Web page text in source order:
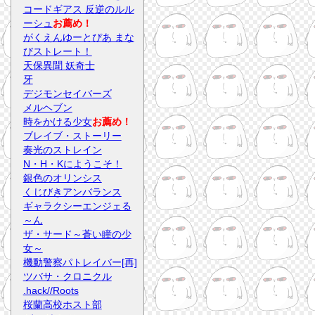
コードギアス 反逆のルル
ーシュ お薦め！
がくえんゆーとぴあ まな
びストレート！
天保異聞 妖奇士
牙
デジモンセイバーズ
メルヘブン
時をかける少女お薦め！
ブレイブ・ストーリー
奏光のストレイン
N・H・Kにようこそ！
銀色のオリンシス
くじびきアンバランス
ギャラクシーエンジェる
～ん
ザ・サード～蒼い瞳の少
女～
機動警察パトレイバー[再]
ツバサ・クロニクル
.hack//Roots
桜蘭高校ホスト部